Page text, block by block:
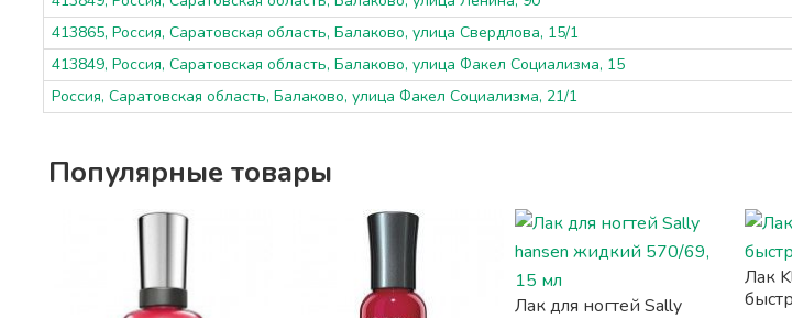
413865, Россия, Саратовская область, Балаково, улица Свердлова, 15/1
413849, Россия, Саратовская область, Балаково, улица Факел Социализма, 15
Россия, Саратовская область, Балаково, улица Факел Социализма, 21/1
Популярные товары
Лак для ногтей Sally
Лак